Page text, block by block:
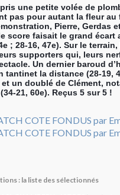
une petite volée de
pas pour autant la fleur
Pierre, Gerdas
faisait le grand écart
; 28-16, 47e). Sur le
supporters qui, leurs
Un dernier baroud
tantinet la distance (28-19,
un doublé de Clément,
21, 60e). Reçus 5 sur 5 !
: la liste des sélectionnés